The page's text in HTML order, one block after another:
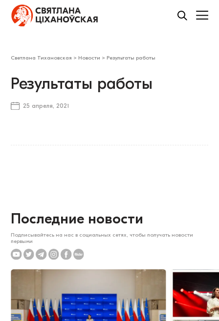
Светлана Тихановская > Новости > Результаты работы
Результаты работы
25 апреля, 2021
Последние новости
Подписывайтесь на нас в социальных сетях, чтобы получать новости
первыми